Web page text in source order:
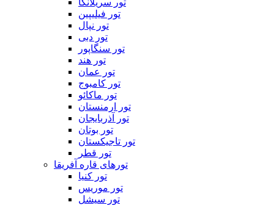
تور سریلانکا
تور فیلیپین
تور نپال
تور دبی
تور سنگاپور
تور هند
تور عمان
تور کامبوج
تور ماکائو
تور ارمنستان
تور آذربایجان
تور بوتان
تور تاجیکستان
تور قطر
تورهای قاره آفریقا
تور کنیا
تور موریس
تور سیشل